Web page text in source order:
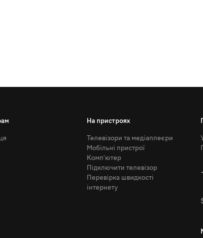
На пристроях
Телевізори та медіаплеєри
Мобільні пристрої
Комп'ютер
Підключити телевізор
Перевірка швидкості
інтернету